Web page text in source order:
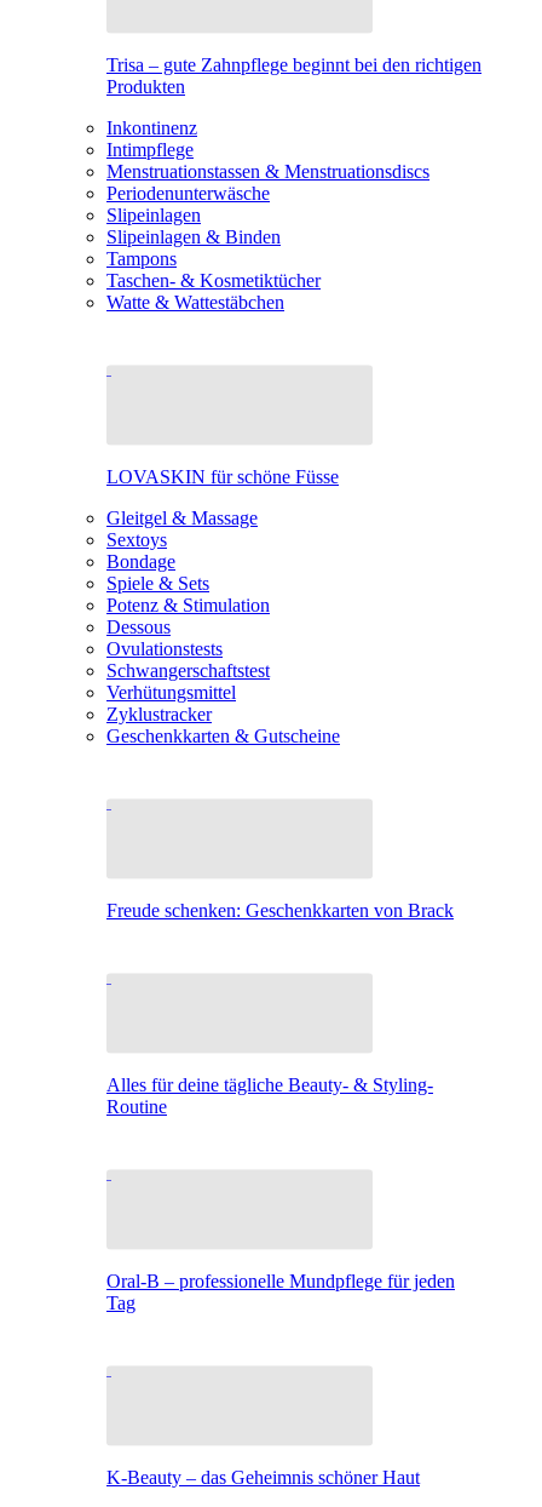
Trisa – gute Zahnpflege beginnt bei den richtigen
Produkten
Inkontinenz
Intimpflege
Menstruationstassen & Menstruationsdiscs
Periodenunterwäsche
Slipeinlagen
Slipeinlagen & Binden
Tampons
Taschen- & Kosmetiktücher
Watte & Wattestäbchen
LOVASKIN für schöne Füsse
Gleitgel & Massage
Sextoys
Bondage
Spiele & Sets
Potenz & Stimulation
Dessous
Ovulationstests
Schwangerschaftstest
Verhütungsmittel
Zyklustracker
Geschenkkarten & Gutscheine
Freude schenken: Geschenkkarten von Brack
Alles für deine tägliche Beauty- & Styling-
Routine
Oral-B – professionelle Mundpflege für jeden
Tag
K-Beauty – das Geheimnis schöner Haut